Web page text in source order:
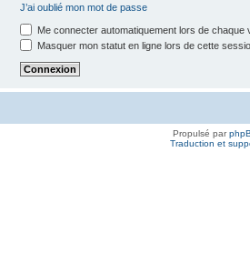
J’ai oublié mon mot de passe
Me connecter automatiquement lors de chaque
Masquer mon statut en ligne lors de cette
Propulsé par
Traduction et